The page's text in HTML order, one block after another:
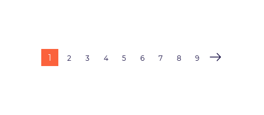
1 2 3 4 5 6 7 8 9